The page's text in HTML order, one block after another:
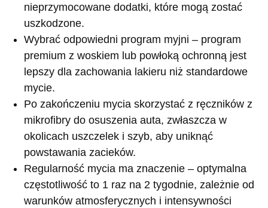
nieprzymocowane dodatki, które mogą zostać
uszkodzone.
Wybrać odpowiedni program myjni – program
premium z woskiem lub powłoką ochronną jest
lepszy dla zachowania lakieru niż standardowe
mycie.
Po zakończeniu mycia skorzystać z ręczników z
mikrofibry do osuszenia auta, zwłaszcza w
okolicach uszczelek i szyb, aby uniknąć
powstawania zacieków.
Regularność mycia ma znaczenie – optymalna
częstotliwość to 1 raz na 2 tygodnie, zależnie od
warunków atmosferycznych i intensywności